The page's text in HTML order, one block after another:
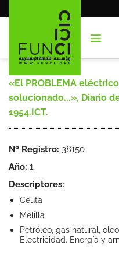
al
«El PROBLEMA
solucionado...», Diario
1954.ICT.
Nº Registro: 38150
Año: 1
Descriptores:
Ceuta
Melilla
Petróleo, gas natural,
Electricidad. Energía y